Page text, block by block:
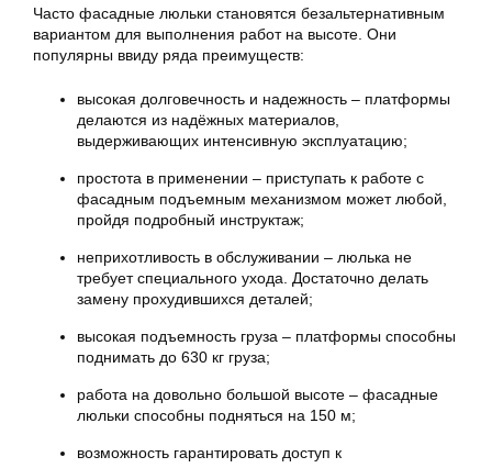
Часто фасадные люльки становятся безальтернативным
вариантом для выполнения работ на высоте. Они
популярны ввиду ряда преимуществ:
высокая долговечность и надежность – платформы
делаются из надёжных материалов,
выдерживающих интенсивную эксплуатацию;
простота в применении – приступать к работе с
фасадным подъемным механизмом может любой,
пройдя подробный инструктаж;
неприхотливость в обслуживании – люлька не
требует специального ухода. Достаточно делать
замену прохудившихся деталей;
высокая подъемность груза – платформы способны
поднимать до 630 кг груза;
работа на довольно большой высоте – фасадные
люльки способны подняться на 150 м;
возможность гарантировать доступ к